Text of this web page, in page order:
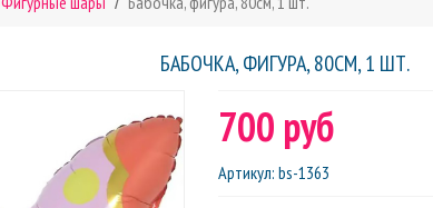
БАБОЧКА, ФИГУРА, 80СМ, 1 ШТ.
700 руб
Артикул: bs-1363